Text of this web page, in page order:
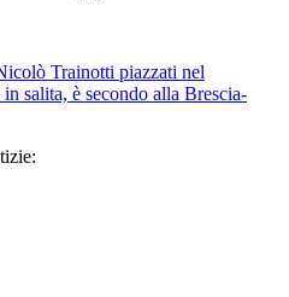
Trainotti piazzati nel
salita, è secondo alla Brescia-